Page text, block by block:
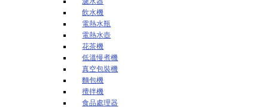
飲水機
電熱水瓶
電熱水壺
花茶機
低溫慢煮機
真空包裝機
麵包機
攪拌機
食品處理器